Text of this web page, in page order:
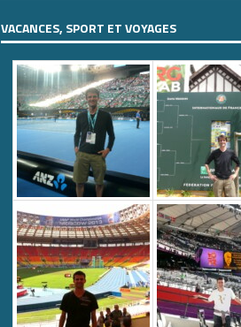
VACANCES, SPORT ET VOYAGES